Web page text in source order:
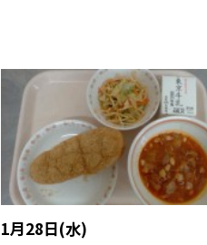
1月28日(水)